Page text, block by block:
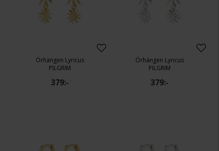
Örhängen Lyricus
PILGRIM
379:-
Örhängen Lyricus
PILGRIM
379:-